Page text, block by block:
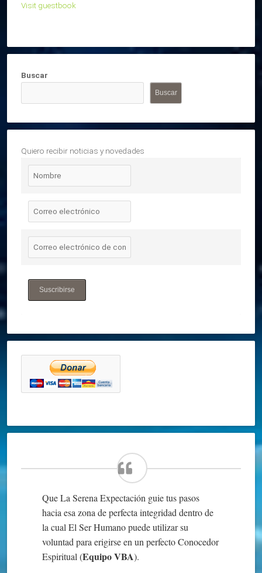
Visit guestbook
Buscar
Buscar
Quiero recibir noticias y novedades
Suscribirse
Que La Serena Expectación guie tus pasos
hacia esa zona de perfecta integridad dentro de
la cual El Ser Humano puede utilizar su
voluntad para erigirse en un perfecto Conocedor
Espiritual (Equipo VBA).